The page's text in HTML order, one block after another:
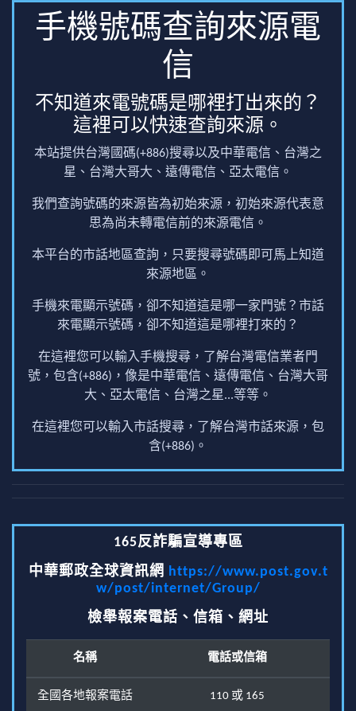
手機號碼查詢來源電
信
不知道來電號碼是哪裡打出來的？
這裡可以快速查詢來源。
本站提供台灣國碼(+886)搜尋以及中華電信、台灣之
星、台灣大哥大、遠傳電信、亞太電信。
我們查詢號碼的來源皆為初始來源，初始來源代表意
思為尚未轉電信前的來源電信。
本平台的市話地區查詢，只要搜尋號碼即可馬上知道
來源地區。
手機來電顯示號碼，卻不知道這是哪一家門號？市話
來電顯示號碼，卻不知道這是哪裡打來的？
在這裡您可以輸入手機搜尋，了解台灣電信業者門
號，包含(+886)，像是中華電信、遠傳電信、台灣大哥
大、亞太電信、台灣之星...等等。
在這裡您可以輸入市話搜尋，了解台灣市話來源，包
含(+886)。
165反詐騙宣導專區
中華郵政全球資訊網 https://www.post.gov.t
w/post/internet/Group/
檢舉報案電話、信箱、網址
名稱 電話或信箱
全國各地報案電話 110 或 165